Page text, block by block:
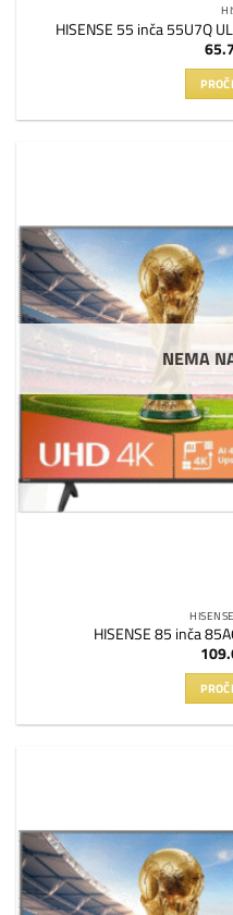
HISENSE 55 inča 55U7Q
NEMA
HISENSE 85 inča